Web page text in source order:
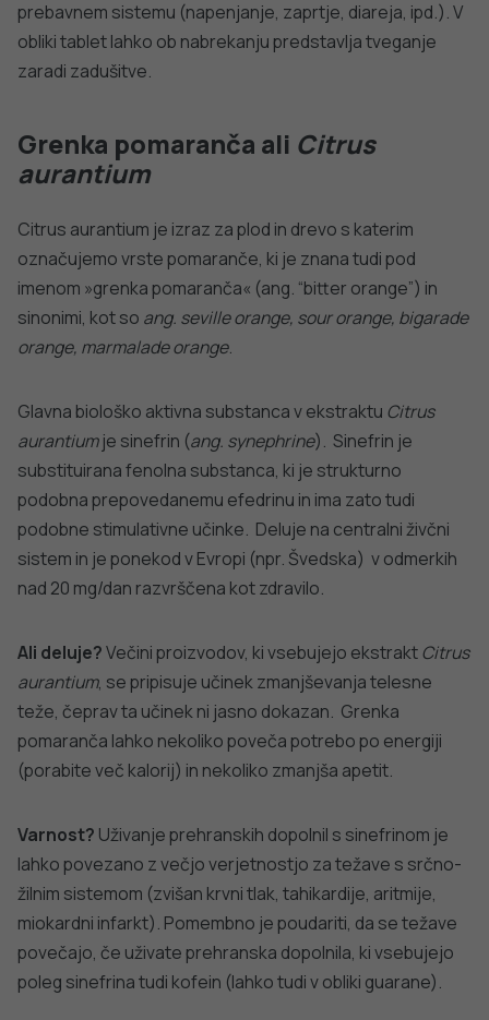
Odsvetujemo nakup preko spleta.
ste kronični bolnik ter redno uživate zdravila, se
posvetujte s svojim zdravnikom. Vabimo pa vas, da nam o
tem poročate s spletnim obrazcem, dostopnem
naslednji povezavi.
Prirejeno po: NIH, National Institutes of Health, Dietary
Supplements for Weight Loss, Fact Sheet for
Consumers, pridobljeno s spletne strani,
DODATNO BRANJE
Sorodni članki
VSE IZ TEMATIKE
VARNOST ŽIVIL
Letak s priporočili v primeru poplav
PODROBNO
VARNOST
Ravnanje z
poplavno vodo
PODROBNO
Za dobro javno zdravje